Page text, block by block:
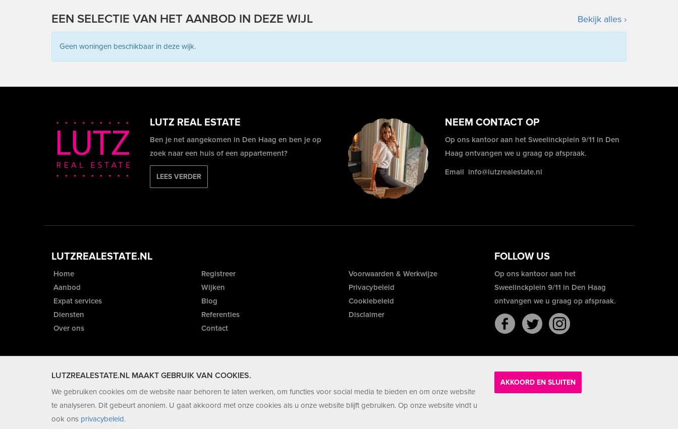
LUTZREALESTATE.NL MAAKT GEBRUIK VAN COOKIES.
We gebruiken cookies om de website naar behoren te laten werken, om functies voor social media te bieden en om onze website
te analyseren. Dit gebeurt anoniem. U gaat akkoord met onze cookies als u onze website blijft gebruiken. Op onze website vindt u
ook ons privacybeleid.
AKKOORD EN SLUITEN
EEN SELECTIE VAN HET AANBOD IN DEZE WIJL Bekijk alles ›
Geen woningen beschikbaar in deze wijk.
LUTZ REAL ESTATE
Ben je net aangekomen in Den Haag en ben je op
zoek naar een huis of een appartement?
LEES VERDER
NEEM CONTACT OP
Op ons kantoor aan het Sweelinckplein 9/11 in Den
Haag ontvangen we u graag op afspraak.
Email info@lutzrealestate.nl
LUTZREALESTATE.NL
Home
Aanbod
Expat services
Diensten
Over ons
Registreer
Wijken
Blog
Referenties
Contact
FOLLOW US
Voorwaarden & Werkwijze
Privacybeleid
Cookiebeleid
Disclaimer
Op ons kantoor aan het
Sweelinckplein 9/11 in Den Haag
ontvangen we u graag op afspraak.